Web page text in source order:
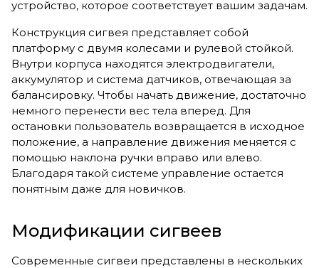
устройство, которое соответствует вашим задачам.
Конструкция сигвея представляет собой
платформу с двумя колесами и рулевой стойкой.
Внутри корпуса находятся электродвигатели,
аккумулятор и система датчиков, отвечающая за
балансировку. Чтобы начать движение, достаточно
немного перенести вес тела вперед. Для
остановки пользователь возвращается в исходное
положение, а направление движения меняется с
помощью наклона ручки вправо или влево.
Благодаря такой системе управление остается
понятным даже для новичков.
Модификации сигвеев
Современные сигвеи представлены в нескольких